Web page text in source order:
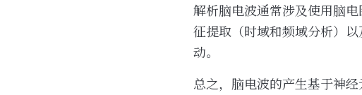
解析脑电波通常涉及使用脑
征提取（时域和频域分析）
动。
总之，脑电波的产生基于神